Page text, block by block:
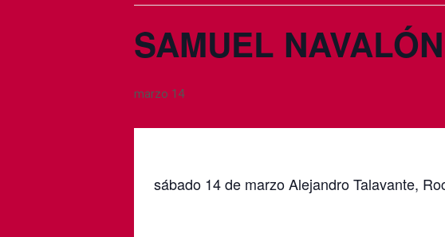
SAMUEL
marzo 14
sábado 14 de marzo Alejandro Talavante,